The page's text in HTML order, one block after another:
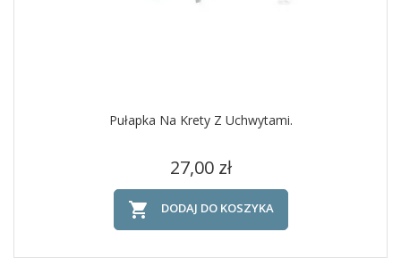
Pułapka Na Krety Z Uchwytami.
Cena
27,00 zł
 DODAJ DO KOSZYKA